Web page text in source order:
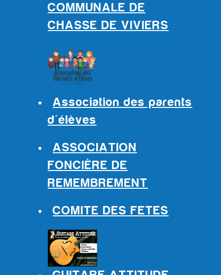
COMMUNALE DE
CHASSE DE VIVIERS
Association des parents
d'élèves
ASSOCIATION
FONCIÈRE DE
REMEMBREMENT
COMITE DES FETES